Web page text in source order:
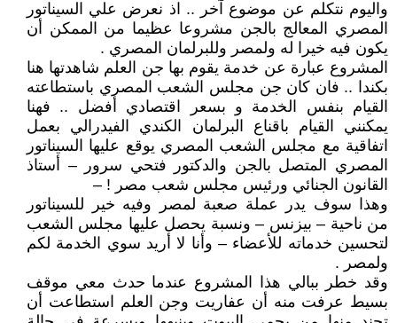
واليوم نتكلم عن موضوع آخر .. اذ نعرض علي السيناتور
المصري المعالج بالجن مشروعا عظيما من الممكن أن
يكون فيه خيرا له ولمصر وللبرلمان المصري .
المشروع عبارة عن خدمة يقوم بها جن العلم شاهدتها هنا
بكندا .. فان كان جن مجلس الشعب المصري باستطاعته
القيام بنفس الخدمة و بسعر اقتصادي أفضل .. فهنا
يمكنني القيام باقناع البرلمان الكندي الفيدرالي بعمل
اتفاقية مع مجلس الشعب المصري يوقع عليها السيناتور
المصري المتصل بالجن والدكتور فتحي سرور – أستاذ
القانون الجنائي ورئيس مجلس شعب مصر ! –
وهذا سوف يدر عملة صعبة لمصر وفيه خير للسيناتور
من ناحية – بيزنس – ونسبة يحصل عليها مجلس الشعب
لتحسين خدماته للأعضاء – وأنا لا أريد سوي الخدمة لكم
ولمصر .
وقد خطر ببالي هذا المشروع عندما حدث معي موقف
بسيط عرفت منه أن عفاريت وجن العلم استطاعت أن